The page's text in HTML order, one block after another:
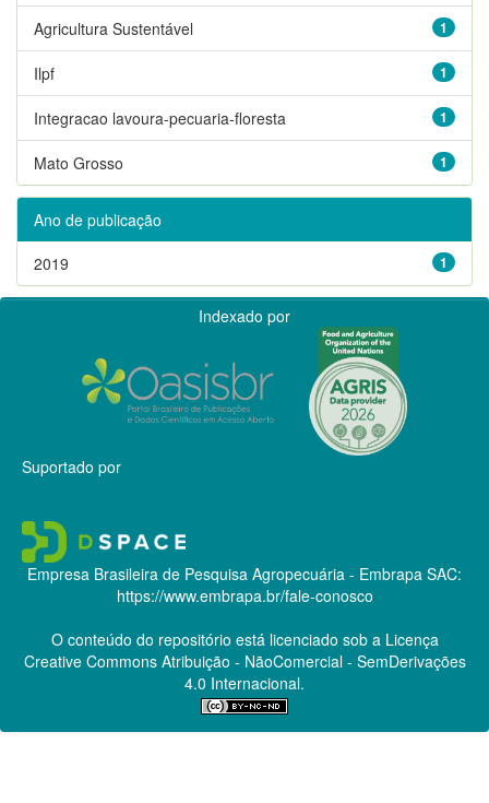
1
Agricultura Sustentável
1
Ilpf
1
Integracao lavoura-pecuaria-floresta
1
Mato Grosso
Ano de publicação
1
2019
Indexado por
Suportado por
Empresa Brasileira de Pesquisa Agropecuária - Embrapa SAC:
https://www.embrapa.br/fale-conosco
O conteúdo do repositório está licenciado sob a Licença
Creative CommonsAtribuição - NãoComercial - SemDerivações
4.0 Internacional.